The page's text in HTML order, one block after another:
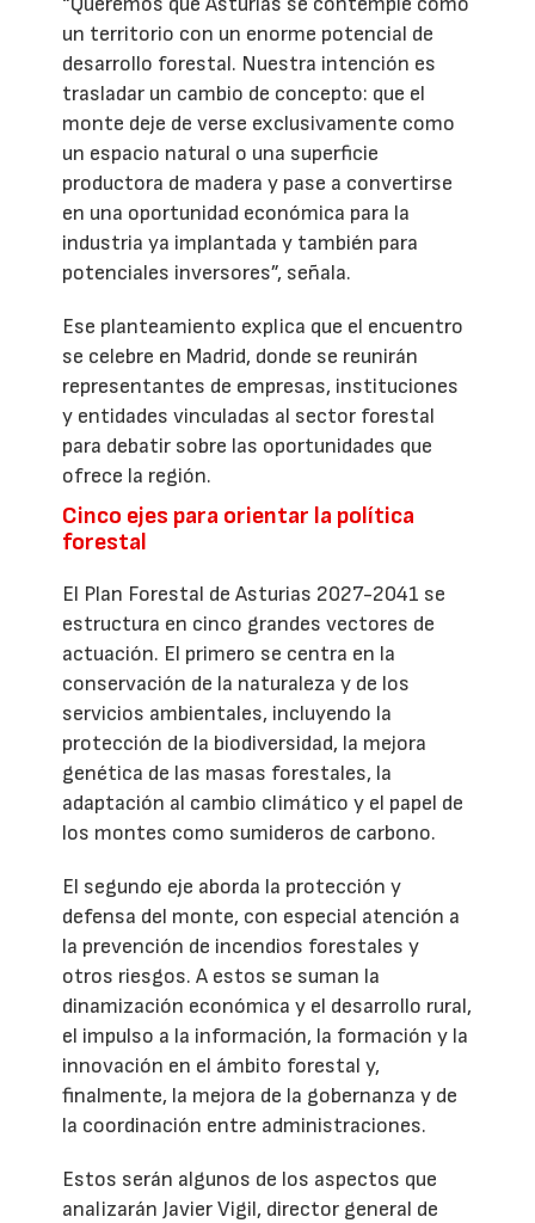
un territorio con un enorme potencial de
desarrollo forestal. Nuestra intención es
trasladar un cambio de concepto: que el
monte deje de verse exclusivamente como
un espacio natural o una superficie
productora de madera y pase a convertirse
en una oportunidad económica para la
industria ya implantada y también para
potenciales inversores”, señala.
Ese planteamiento explica que el encuentro
se celebre en Madrid, donde se reunirán
representantes de empresas, instituciones
y entidades vinculadas al sector forestal
para debatir sobre las oportunidades que
ofrece la región.
Cinco ejes para orientar la política
forestal
El Plan Forestal de Asturias 2027-2041 se
estructura en cinco grandes vectores de
actuación. El primero se centra en la
conservación de la naturaleza y de los
servicios ambientales, incluyendo la
protección de la biodiversidad, la mejora
genética de las masas forestales, la
adaptación al cambio climático y el papel de
los montes como sumideros de carbono.
El segundo eje aborda la protección y
defensa del monte, con especial atención a
la prevención de incendios forestales y
otros riesgos. A estos se suman la
dinamización económica y el desarrollo rural,
el impulso a la información, la formación y la
innovación en el ámbito forestal y,
finalmente, la mejora de la gobernanza y de
la coordinación entre administraciones.
Estos serán algunos de los aspectos que
analizarán Javier Vigil, director general de